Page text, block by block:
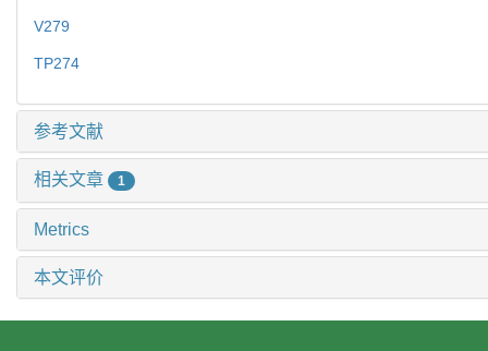
V279
TP274
参考文献
相关文章 1
Metrics
本文评价